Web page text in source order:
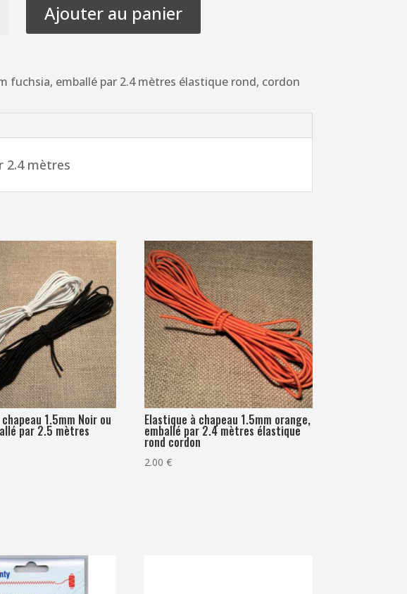
Ajouter au panier
fuchsia, emballé par 2.4 mètres élastique rond, cordon
2.4 mètres
1.5mm Noir ou
par 2.5 mètres
Elastique à chapeau 1.5mm orange,
emballé par 2.4 mètres élastique
rond cordon
2.00€